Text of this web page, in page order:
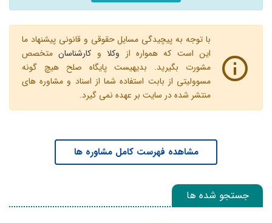
با توجه به پیچیدگی مسایل حقوقی و قانونی پیشنهاد ما
این است که همواره از وکلاو کارشناسانمتخصص
مشورت بگیرید. بدیهیست پایگاه صلح هیچ گونه
مسوولیتی از بابت استفاده شما از اسناد و مشاوره های
منتشر شده در سایت بر عهده نمی گیرد.
مشاهده فهرست کامل مشاوره ها
جستجو شده ها